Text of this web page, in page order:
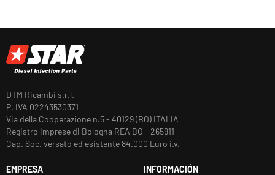
DTM Ricambi s.r.l.
P. IVA 02243530371
Via della Cooperazione n.5 - 40129 (BO) ITALIA
Registro Imprese di Bologna REA BO - 265911
Cap. Soc. versato ed esistente 84.000 Euro i.v.
EMPRESA
INFORMACIÓN